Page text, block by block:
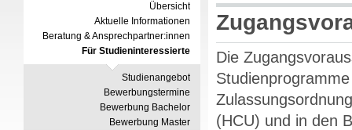
Übersicht
Aktuelle Informationen
Beratung & Ansprechpartner:innen
Für Studieninteressierte
Studienangebot
Bewerbungstermine
Bewerbung Bachelor
Bewerbung Master
Die
(HCU) und in den